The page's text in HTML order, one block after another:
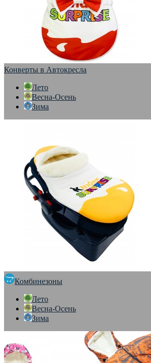
Конверты в Автокресла
Лето
Весна-Осень
Зима
Комбинезоны
Лето
Весна-Осень
Зима